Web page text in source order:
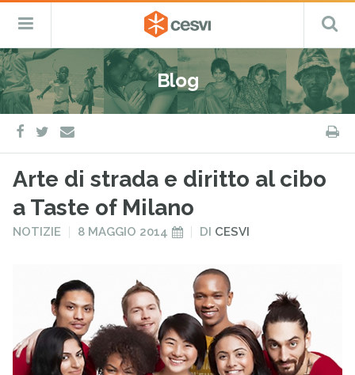
Salta
al
contenuto
CESVI
Fondazione
–
ETS
Cooperazione,
Emergenza
e
Sviluppo
Menu
Blog
facebook
twitter
e-
mail
Arte di strada e diritto al cibo
a Taste of Milano
PUBBLICATO
NOTIZIE
PUBBLICATO
8 MAGGIO 2014 DI CESVI